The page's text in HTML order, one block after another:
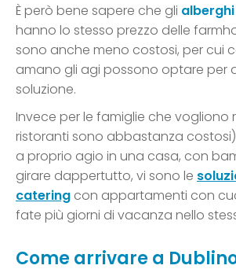
È però bene sapere che gli
hanno lo stesso prezzo delle
sono anche meno costosi, per cui
amano gli agi possono optare per
soluzione.
Invece per le famiglie che vogliono
ristoranti sono abbastanza costosi)
a proprio agio in una casa, con
girare dappertutto, vi sono le
catering con appartamenti con
fate più giorni di vacanza nello
Come arrivare a